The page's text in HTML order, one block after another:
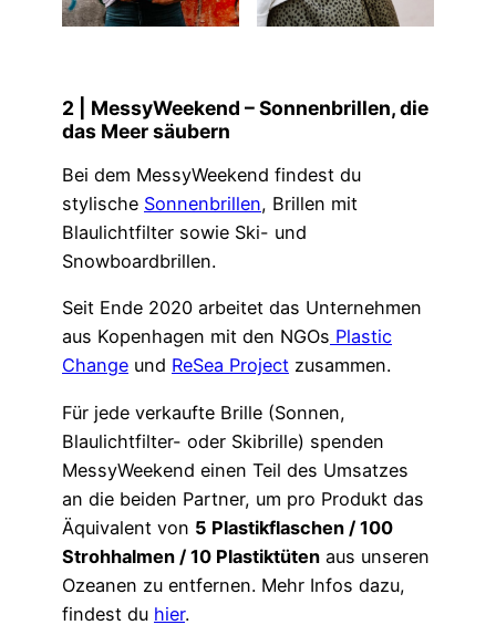
2 | MessyWeekend – Sonnenbrillen, die
das Meer säubern
Bei dem MessyWeekend findest du
stylische Sonnenbrillen, Brillen mit
Blaulichtfilter sowie Ski- und
Snowboardbrillen.
Seit Ende 2020 arbeitet das Unternehmen
aus Kopenhagen mit den NGOs Plastic
Change und ReSea Project zusammen.
Für jede verkaufte Brille (Sonnen,
Blaulichtfilter- oder Skibrille) spenden
MessyWeekend einen Teil des Umsatzes
an die beiden Partner, um pro Produkt das
Äquivalent von 5 Plastikflaschen / 100
Strohhalmen / 10 Plastiktüten aus unseren
Ozeanen zu entfernen. Mehr Infos dazu,
findest du hier.